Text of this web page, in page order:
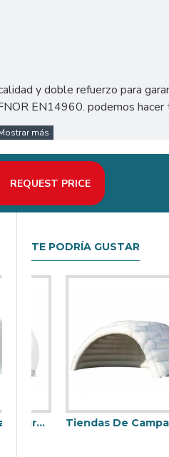
y doble refuerzo para
EN14960. podemos
Chile, etc.
en su negocio de alquiler
REQUEST PRICE
TE PODRÍA GUSTAR
Tienda Inflable De Burbujas Tiendas De Campaña Hinchables